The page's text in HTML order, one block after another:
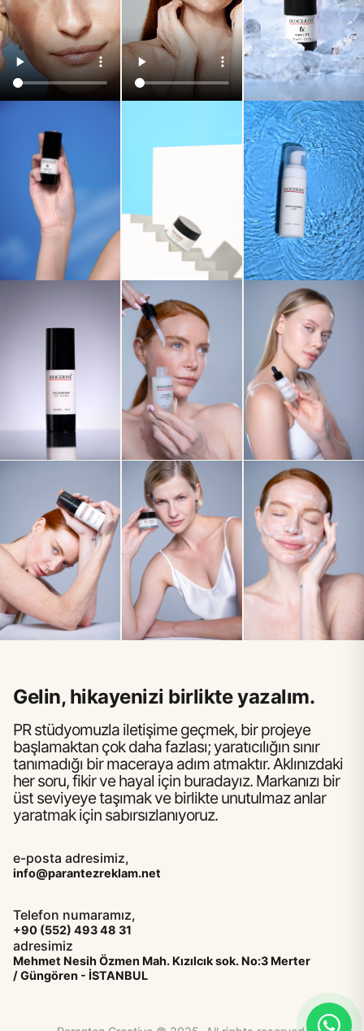
Gelin, hikayenizi birlikte yazalım.
PR stüdyomuzla iletişime geçmek, bir projeye
başlamaktan çok daha fazlası; yaratıcılığın sınır
tanımadığı bir maceraya adım atmaktır. Aklınızdaki
her soru, fikir ve hayal için buradayız. Markanızı bir
üst seviyeye taşımak ve birlikte unutulmaz anlar
yaratmak için sabırsızlanıyoruz.
e-posta adresimiz,
info@parantezreklam.net
Telefon numaramız,
+90 (552) 493 48 31
adresimiz
Mehmet Nesih Özmen Mah. Kızılcık sok. No:3 Merter
/ Güngören - İSTANBUL